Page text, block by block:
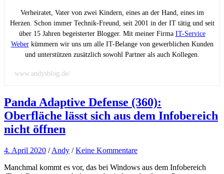
Verheiratet, Vater von zwei Kindern, eines an der Hand, eines im
Herzen. Schon immer Technik-Freund, seit 2001 in der IT tätig und seit
über 15 Jahren begeisterter Blogger. Mit meiner Firma IT-Service
Weberkümmern wir uns um alle IT-Belange von gewerblichen Kunden
und unterstützen zusätzlich sowohl Partner als auch Kollegen.
www.andysblog.de/
Panda Adaptive Defense (360):
Oberfläche lässt sich aus dem Infobereich
nicht öffnen
4. April 2020 /Andy /Keine Kommentare
Manchmal kommt es vor, das bei Windows aus dem Infobereich